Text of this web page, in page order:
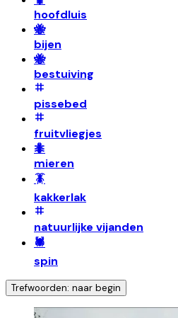
hoofdluis
🐝
bijen
🐝
bestuiving
pissebed
fruitvliegjes
🐜
mieren
🪳
kakkerlak
natuurlijke vijanden
🕷️
spin
Trefwoorden: naar begin